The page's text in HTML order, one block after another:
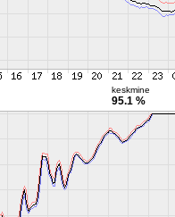
keskmine
95.1 %